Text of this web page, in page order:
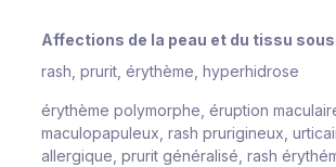
Affections de la peau et du tissu
rash, prurit, érythème, hyperhidrose
érythème polymorphe, éruption
maculopapuleux, rash prurigineux,
allergique, prurit généralisé, rash